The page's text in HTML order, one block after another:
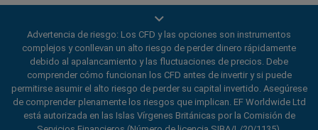
Advertencia de riesgo: Los CFD y las opciones son instrumentos
complejos y conllevan un alto riesgo de perder dinero rápidamente
debido al apalancamiento y las fluctuaciones de precios. Debe
comprender cómo funcionan los CFD antes de invertir y si puede
permitirse asumir el alto riesgo de perder su capital invertido. Asegúrese
de comprender plenamente los riesgos que implican. EF Worldwide Ltd
está autorizada en las Islas Vírgenes Británicas por la Comisión de